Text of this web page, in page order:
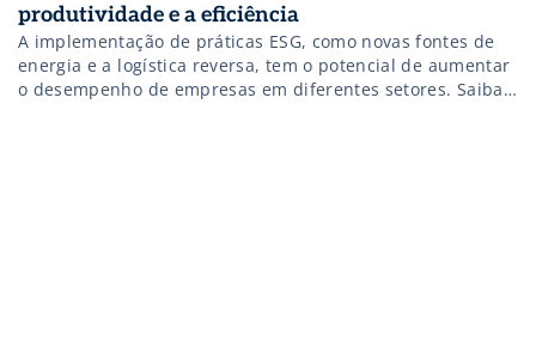
produtividade e a eficiência
A implementação de práticas ESG, como novas fontes de
energia e a logística reversa, tem o potencial de aumentar
o desempenho de empresas em diferentes setores. Saiba